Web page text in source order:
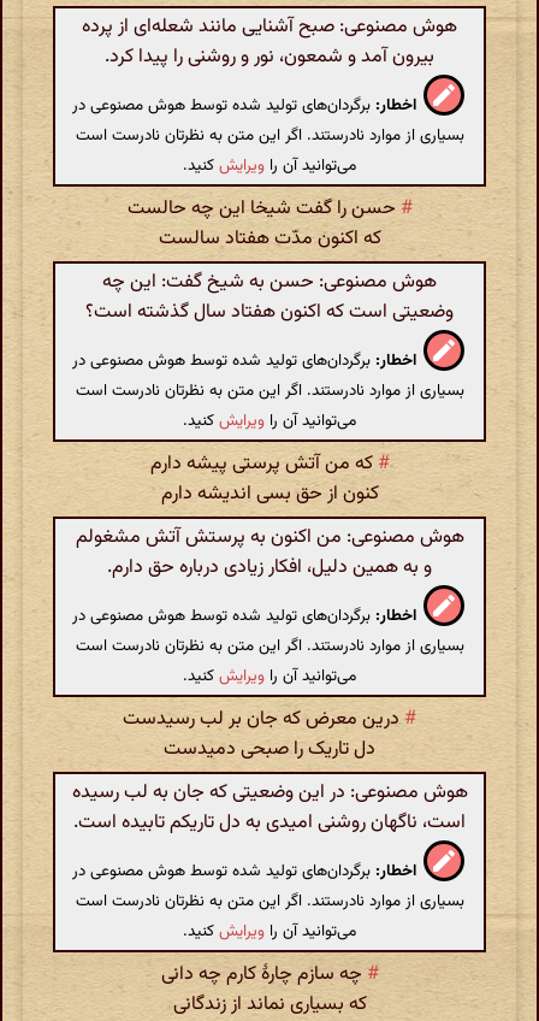
هوش مصنوعی: صبح آشنایی مانند شعله‌ای از پرده
بیرون آمد و شمعون، نور و روشنی را پیدا کرد.
اخطار: برگردان‌های تولید شده توسط هوش مصنوعی در
بسیاری از موارد نادرستند. اگر این متن به نظرتان نادرست است
می‌توانید آن را ویرایشکنید.
# حسن را گفت شیخا این چه حالست
که اکنون مدّت هفتاد سالست
هوش مصنوعی: حسن به شیخ گفت: این چه
وضعیتی است که اکنون هفتاد سال گذشته است؟
اخطار: برگردان‌های تولید شده توسط هوش مصنوعی در
بسیاری از موارد نادرستند. اگر این متن به نظرتان نادرست است
می‌توانید آن را ویرایشکنید.
# که من آتش پرستی پیشه دارم
کنون از حق بسی اندیشه دارم
هوش مصنوعی: من اکنون به پرستش آتش مشغولم
و به همین دلیل، افکار زیادی درباره حق دارم.
اخطار: برگردان‌های تولید شده توسط هوش مصنوعی در
بسیاری از موارد نادرستند. اگر این متن به نظرتان نادرست است
می‌توانید آن را ویرایشکنید.
#درین معرض که جان بر لب رسیدست
دل تاریک را صبحی دمیدست
هوش مصنوعی: در این وضعیتی که جان به لب رسیده
است، ناگهان روشنی امیدی به دل تاریکم تابیده است.
اخطار: برگردان‌های تولید شده توسط هوش مصنوعی در
بسیاری از موارد نادرستند. اگر این متن به نظرتان نادرست است
می‌توانید آن را ویرایشکنید.
# چه سازم چارهٔ کارم چه دانی
که بسیاری نماند از زندگانی